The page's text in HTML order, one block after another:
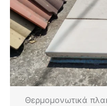
Θερμομονωτικά